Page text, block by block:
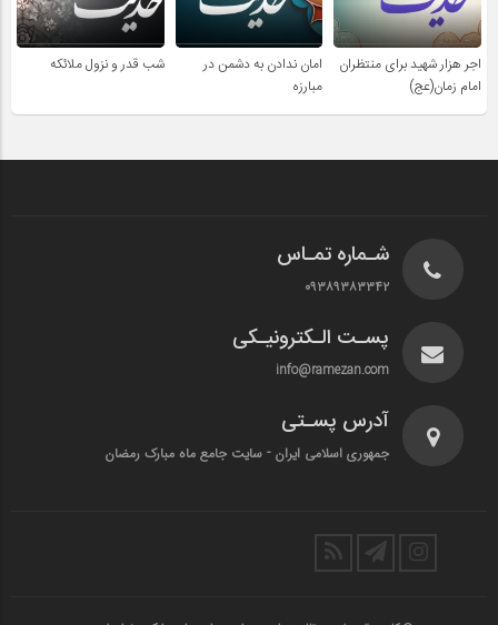
اجر هزار شهید برای منتظران
امام زمان(عج)
امان ندادن به دشمن در
مبارزه
شب قدر و نزول ملائکه
شـماره تمـاس
۰۹۳۸۹۳۸۳۳۴۲
پسـت الـکترونیـکی
info@ramezan.com
آدرس پسـتی
جمهوری اسلامی ایران - سایت جامع ماه مبارک رمضان